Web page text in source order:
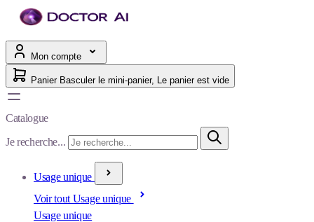
Mon compte
Panier Basculer le mini-panier, Le panier est vide
Catalogue
Je recherche...
Usage unique
Voir tout Usage unique
Usage unique